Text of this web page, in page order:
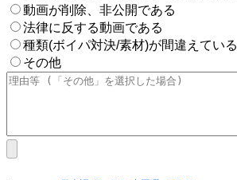
動画が削除、非公開である
法律に反する動画である
種類(ボイパ対決/素材)が間違えている
その他